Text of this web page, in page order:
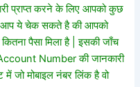
प्राप्त करने के लिए आपको कुछ
आप ये चेक सकते है की आपको
पैसा मिला है | इसकी जाँच
Number की जानकारी
जो मोबाइल नंबर लिंक है वो